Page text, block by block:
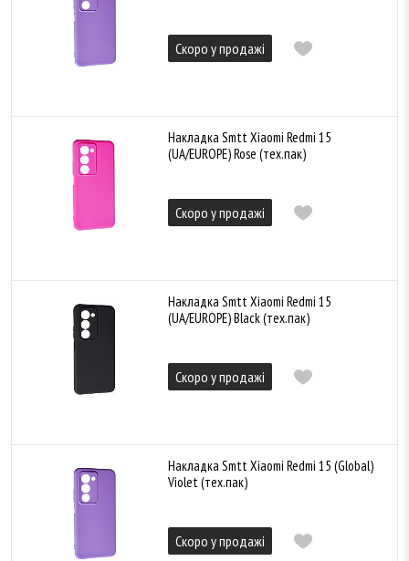
Скоро у продажі
Накладка Smtt Xiaomi Redmi 15
(UA/EUROPE) Rose (тех.пак)
Скоро у продажі
Накладка Smtt Xiaomi Redmi 15
(UA/EUROPE) Black (тех.пак)
Скоро у продажі
Накладка Smtt Xiaomi Redmi 15 (Global)
Violet (тех.пак)
Скоро у продажі